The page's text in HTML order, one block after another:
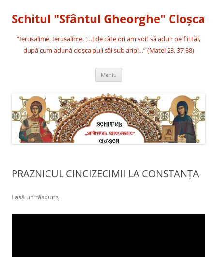
conținut
Schitul "Sfântul Gheorghe" Cloşca
“Ierusalime, Ierusalime, […] de câte ori am voit să adun pe fiii tăi,
după cum adună cloşca puii săi sub aripi…” (Matei 23, 37-38)
Meniu
PRAZNICUL CINCIZECIMII LA CONSTANȚA
Lasă un răspuns